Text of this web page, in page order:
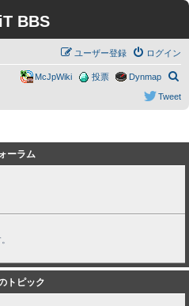
BBS
ログイン
ユーザー登録
索
Dynmap
投票
McJpWiki
Tweet
ーラム
トピック